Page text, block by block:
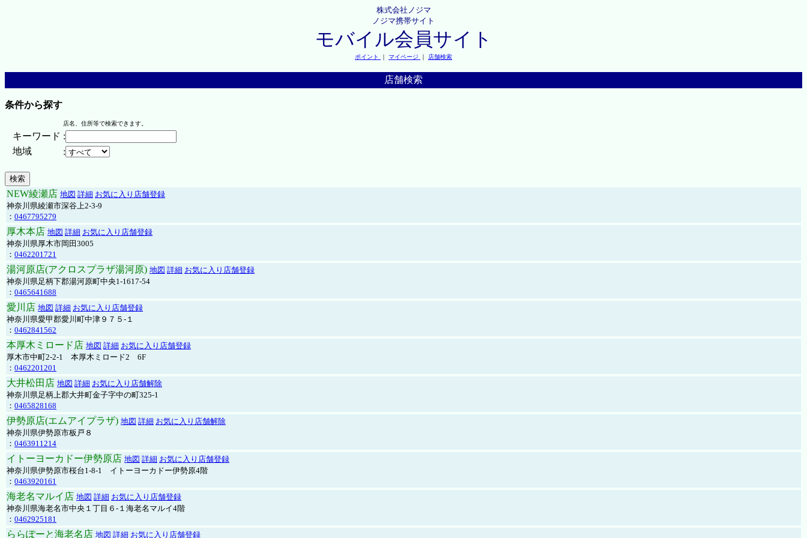
株式会社ノジマ
ノジマ携帯サイト
モバイル会員サイト
ポイント ｜ マイページ ｜ 店舗検索
店舗検索
条件から探す
店名、住所等で検索できます。
キーワード :
地域
:
NEW綾瀬店 地図 詳細 お気に入り店舗登録
神奈川県綾瀬市深谷上2-3-9
： 0467795279
厚木本店 地図 詳細 お気に入り店舗登録
神奈川県厚木市岡田3005
： 0462201721
湯河原店(アクロスプラザ湯河原) 地図 詳細 お気に入り店舗登録
神奈川県足柄下郡湯河原町中央1-1617-54
： 0465641688
愛川店 地図 詳細 お気に入り店舗登録
神奈川県愛甲郡愛川町中津９７５-１
： 0462841562
本厚木ミロード店 地図 詳細 お気に入り店舗登録
厚木市中町2-2-1 本厚木ミロード2 6F
： 0462201201
大井松田店 地図 詳細 お気に入り店舗解除
神奈川県足柄上郡大井町金子字中の町325-1
： 0465828168
伊勢原店(エムアイプラザ) 地図 詳細 お気に入り店舗解除
神奈川県伊勢原市板戸８
： 0463911214
イトーヨーカドー伊勢原店 地図 詳細 お気に入り店舗登録
神奈川県伊勢原市桜台1-8-1 イトーヨーカドー伊勢原4階
： 0463920161
海老名マルイ店 地図 詳細 お気に入り店舗登録
神奈川県海老名市中央１丁目６-１海老名マルイ4階
： 0462925181
ららぽーと海老名店 地図 詳細 お気に入り店舗登録